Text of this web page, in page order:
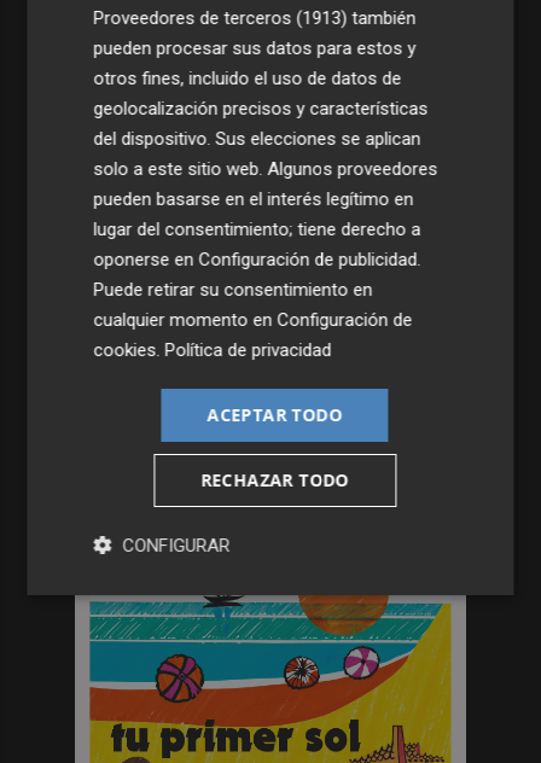
Proveedores de terceros (1913) también
pueden procesar sus datos para estos y
otros fines, incluido el uso de datos de
geolocalización precisos y características
del dispositivo. Sus elecciones se aplican
solo a este sitio web. Algunos proveedores
pueden basarse en el interés legítimo en
lugar del consentimiento; tiene derecho a
oponerse enConfiguración de publicidad
Puede retirar su consentimiento en
cualquier momento enConfiguración de
cookies .Política de privacidad
ACEPTAR TODO
RECHAZAR TODO
CONFIGURAR